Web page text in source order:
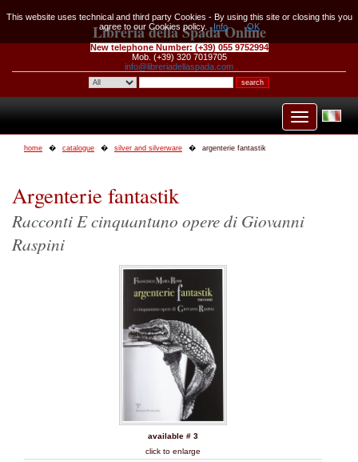
Libreria della Spada Online
New telephone Number: (+39) 055 9752994
Mob. (+39) 320 7019705
info@libreriadellaspada.com
home catalogue silver and silverware argenterie fantastik
Argenterie fantastik
Racconti E cinquantuno opere di Giovanni
Raspini
available # 3
click to enlarge
This website uses technical and third party Cookies - By using this site or closing this you
agree to our Cookies policy.
Info OK